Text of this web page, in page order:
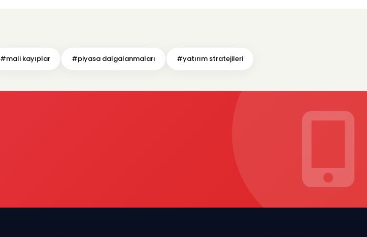
#mali kayıplar #piyasa dalgalanmaları #yatırım stratejileri